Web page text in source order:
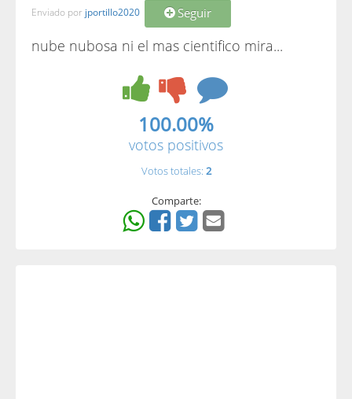
Enviado por jportillo2020 Seguir
nube nubosa ni el mas cientifico mira...
100.00%
votos positivos
Votos totales: 2
Comparte: